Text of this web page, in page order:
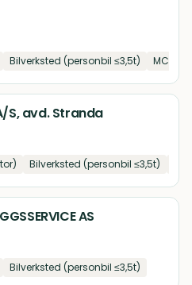
Bilverksted (personbil ≤3,5t) MC-
S, avd. Stranda
Bilverksted (personbil ≤3,5t)
AS
Bilverksted (personbil ≤3,5t)